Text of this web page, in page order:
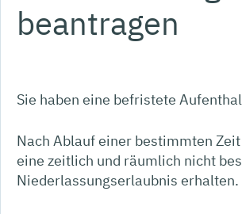
beantragen
Sie haben eine befristete
Nach Ablauf einer bestimmten Zeit
eine zeitlich und räumlich nicht
Niederlassungserlaubnis erhalten.